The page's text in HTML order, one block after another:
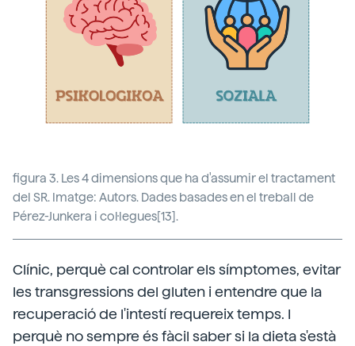
figura 3. Les 4 dimensions que ha d'assumir el tractament
del SR. Imatge: Autors. Dades basades en el treball de
Pérez-Junkera i col·legues[13].
Clínic, perquè cal controlar els símptomes, evitar
les transgressions del gluten i entendre que la
recuperació de l'intestí requereix temps. I
perquè no sempre és fàcil saber si la dieta s'està